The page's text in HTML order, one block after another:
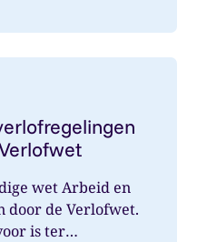
wet Arbeid en
door de Verlofwet.
is ter